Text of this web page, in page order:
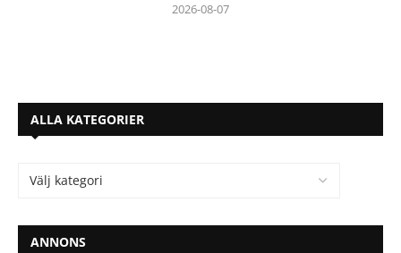
2026-08-07
ALLA KATEGORIER
ANNONS